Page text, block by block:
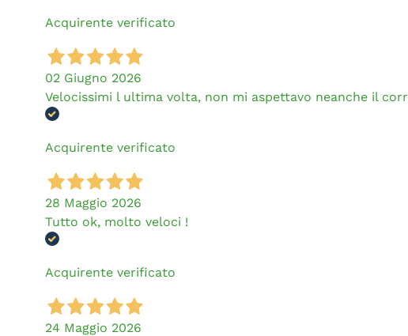
Acquirente verificato
02 Giugno 2026
Velocissimi l ultima volta, non mi aspettavo neanche il
Acquirente verificato
28 Maggio 2026
Tutto ok, molto veloci !
Acquirente verificato
24 Maggio 2026